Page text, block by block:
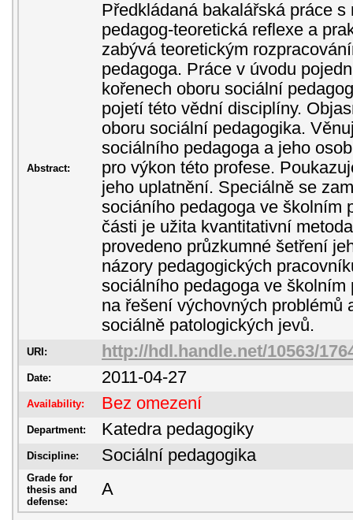
Abstract:
Předkládaná bakalářská práce
pedagog-teoretická reflexe a
zabývá teoretickým
pedagoga. Práce v úvodu
kořenech oboru sociální
pojetí této vědní disciplíny.
oboru sociální pedagogika.
sociálního pedagoga a jeho
pro výkon této profese.
jeho uplatnění. Speciálně se
sociáního pedagoga ve školním
části je užita kvantitativní
provedeno průzkumné šetření
názory pedagogických
sociálního pedagoga ve
na řešení výchovných problémů
sociálně patologických jevů.
URI: http://hdl.handle.net/10563/
Date: 2011-04-27
Availability: Bez omezení
Department: Katedra pedagogiky
Discipline: Sociální pedagogika
Grade for
thesis and
defense:
A